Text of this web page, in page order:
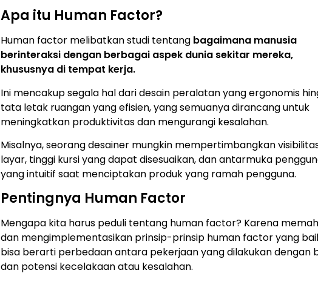
Apa itu Human Factor?
Human factor melibatkan studi tentang bagaimana manusia
berinteraksi dengan berbagai aspek dunia sekitar mereka,
khususnya di tempat kerja.
Ini mencakup segala hal dari desain peralatan yang ergonomis
tata letak ruangan yang efisien, yang semuanya dirancang untuk
meningkatkan produktivitas dan mengurangi kesalahan.
Misalnya, seorang desainer mungkin mempertimbangkan
layar, tinggi kursi yang dapat disesuaikan, dan antarmuka
yang intuitif saat menciptakan produk yang ramah pengguna.
Pentingnya Human Factor
Mengapa kita harus peduli tentang human factor? Karena
dan mengimplementasikan prinsip-prinsip human factor yang
bisa berarti perbedaan antara pekerjaan yang dilakukan dengan
dan potensi kecelakaan atau kesalahan.